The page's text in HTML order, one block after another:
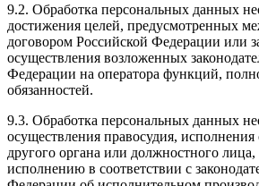
9.2. Обработка персональных данных
достижения целей, предусмотренных
договором Российской Федерации или
осуществления возложенных
Федерации на оператора функций,
обязанностей.
9.3. Обработка персональных данных
осуществления правосудия, исполнения
другого органа или должностного
исполнению в соответствии с